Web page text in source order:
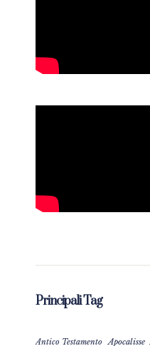
Principali Tag
Antico Testamento Apocalisse